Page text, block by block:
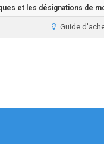
et les désignations
Guide